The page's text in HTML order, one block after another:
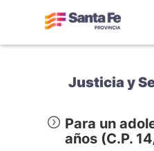
Justicia y
Para un
años (C.P.